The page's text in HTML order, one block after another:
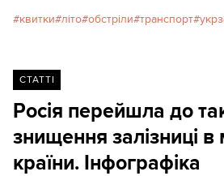
квитки літо обстріли транспорт
СТАТТІ
Росія перейшла до
знищення залізниці
країни. Інфографіка